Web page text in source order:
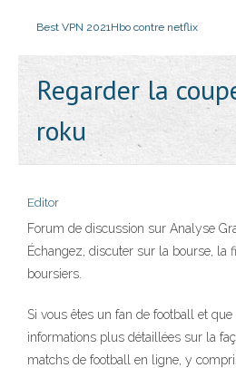
Best VPN 2021Hbo contre netflix
Regarder la
roku
Editor
Forum de discussion sur Analyse
Échangez, discuter sur la bourse, la
boursiers.
Si vous êtes un fan de football et
informations plus détaillées sur la
matchs de football en ligne, y